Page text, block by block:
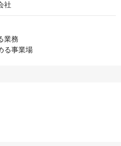
社
業務
る事業場